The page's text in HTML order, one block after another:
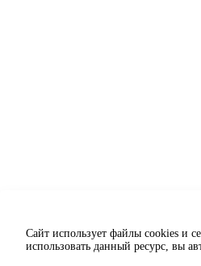
Сайт использует файлы cookies и
использовать данный ресурс, вы